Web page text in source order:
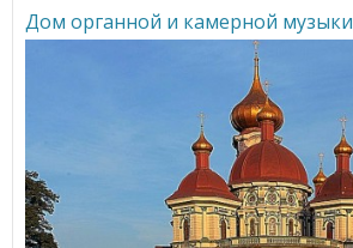
Дом органной и камерной музыки